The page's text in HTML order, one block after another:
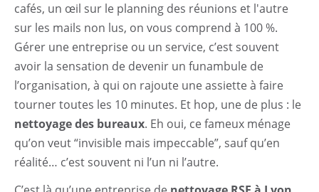
cafés, un œil sur le planning des réunions et l'autre
sur les mails non lus, on vous comprend à 100 %.
Gérer une entreprise ou un service, c’est souvent
avoir la sensation de devenir un funambule de
l’organisation, à qui on rajoute une assiette à faire
tourner toutes les 10 minutes. Et hop, une de plus : le
nettoyage des bureaux. Eh oui, ce fameux ménage
qu’on veut “invisible mais impeccable”, sauf qu’en
réalité… c’est souvent ni l’un ni l’autre.